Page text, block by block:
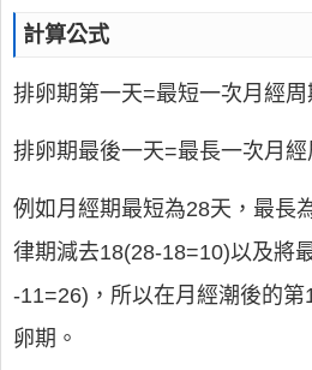
計算公式
排卵期第一天=最短一次月經
排卵期最後一天=最長一次月經
例如月經期最短為28天，最長
律期減去18(28-18=10)以及將
-11=26)，所以在月經潮後的
卵期。